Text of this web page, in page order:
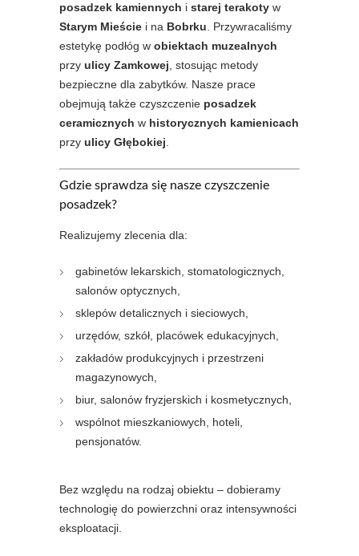
posadzek kamiennych i starej terakoty w
Starym Mieście i na Bobrku . Przywracaliśmy
estetykę podłóg w obiektach muzealnych
przy ulicy Zamkowej , stosując metody
bezpieczne dla zabytków. Nasze prace
obejmują także czyszczenie posadzek
ceramicznych w historycznych kamienicach
przy ulicy Głębokiej
Gdzie sprawdza się nasze czyszczenie
posadzek?
Realizujemy zlecenia dla:
gabinetów lekarskich, stomatologicznych,
salonów optycznych,
sklepów detalicznych i sieciowych,
urzędów, szkół, placówek edukacyjnych,
zakładów produkcyjnych i przestrzeni
magazynowych,
biur, salonów fryzjerskich i kosmetycznych,
wspólnot mieszkaniowych, hoteli,
pensjonatów.
Bez względu na rodzaj obiektu – dobieramy
technologię do powierzchni oraz intensywności
eksploatacji.